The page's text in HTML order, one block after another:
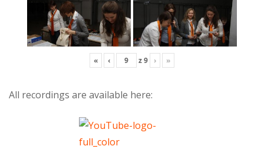
« ‹ z9 › »
All recordings are available here: